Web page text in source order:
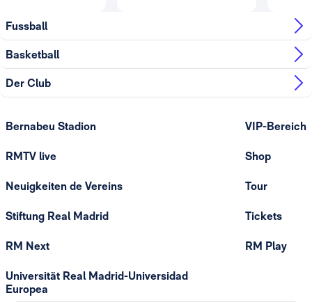
Fussball
Basketball
Der Club
Bernabeu Stadion
RMTV live
Neuigkeiten de Vereins
Stiftung Real Madrid
RM Next
Universität Real Madrid-Universidad
Europea
VIP-Bereich
Shop
Tour
Tickets
RM Play